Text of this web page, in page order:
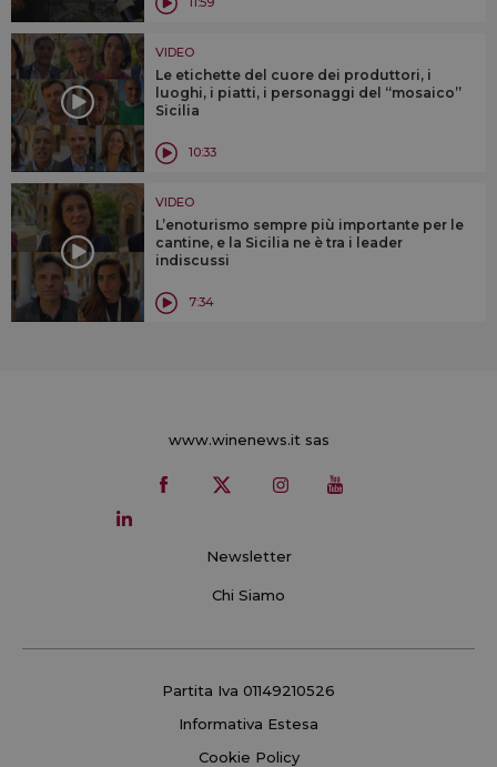
VIDEO
Le etichette del cuore dei produttori, i
luoghi, i piatti, i personaggi del “mosaico”
Sicilia
10:33
VIDEO
L’enoturismo sempre più importante per le
cantine, e la Sicilia ne è tra i leader
indiscussi
7:34
www.winenews.it sas
Newsletter
Chi Siamo
Partita Iva 01149210526
Informativa Estesa
Cookie Policy